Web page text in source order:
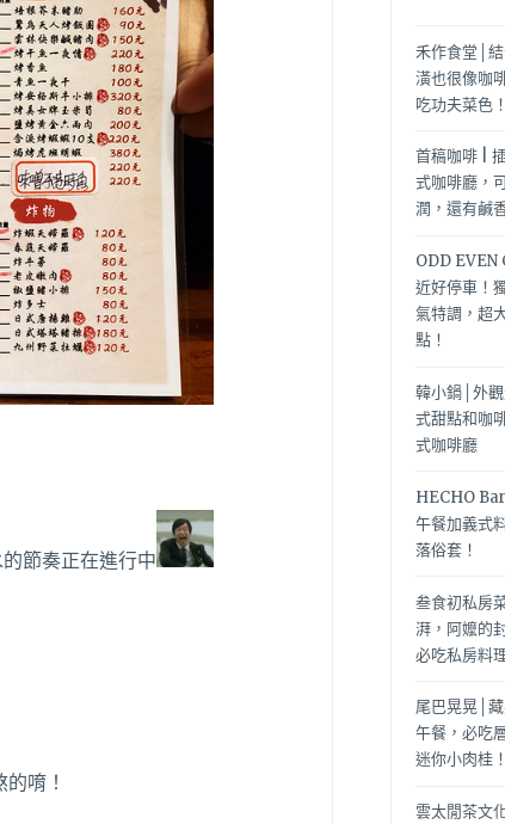
節奏正在進行中
唷！
禾作食堂│
潢也很像咖
吃功夫菜色！
首稿咖啡 |
式咖啡廳，
潤，還有鹹
ODD EVEN
近好停車！
氣特調，超
點！
韓小鍋│外
式甜點和咖
式咖啡廳
HECHO
午餐加義式
落俗套！
叁食初私房
湃，阿嬤的
必吃私房料
尾巴晃晃│
午餐，必吃
迷你小肉桂！
雲太閒茶文